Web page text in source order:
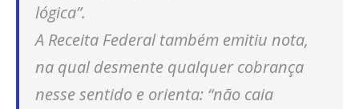
lógica”.
A Receita Federal também emitiu nota,
na qual desmente qualquer cobrança
nesse sentido e orienta: “não caia